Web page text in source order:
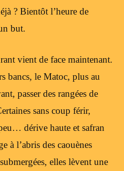
? Bientôt l’heure de
but.
vient de face maintenant.
bancs, le Matoc, plus au
passer des rangées de
sans coup férir,
dérive haute et safran
à l’abris des caouènes
elles lèvent une